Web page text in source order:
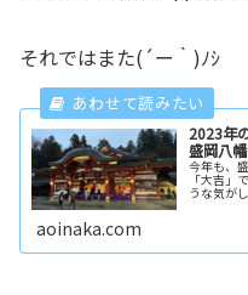
それではまた(´ー｀)ﾉｼ
2023年
盛岡八
今年も、
「大吉」
うな気が
aoinaka.com